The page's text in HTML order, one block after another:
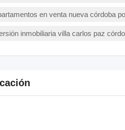
en venta nueva córdoba
inmobiliaria villa carlos paz